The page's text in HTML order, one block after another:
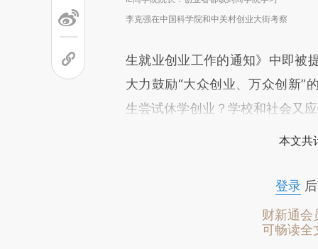
李克强在中国科学院和中关村创业大街考察
生就业创业工作的通知》中即被
大力鼓励“大众创业、万众创新”
生尝试休学创业？学校和社会又
本文共
登录后
财新通会
可畅读全